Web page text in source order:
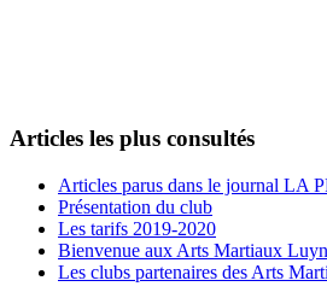
Articles les plus consultés
Articles parus dans le journal LA
Présentation du club
Les tarifs 2019-2020
Bienvenue aux Arts Martiaux
Les clubs partenaires des Arts